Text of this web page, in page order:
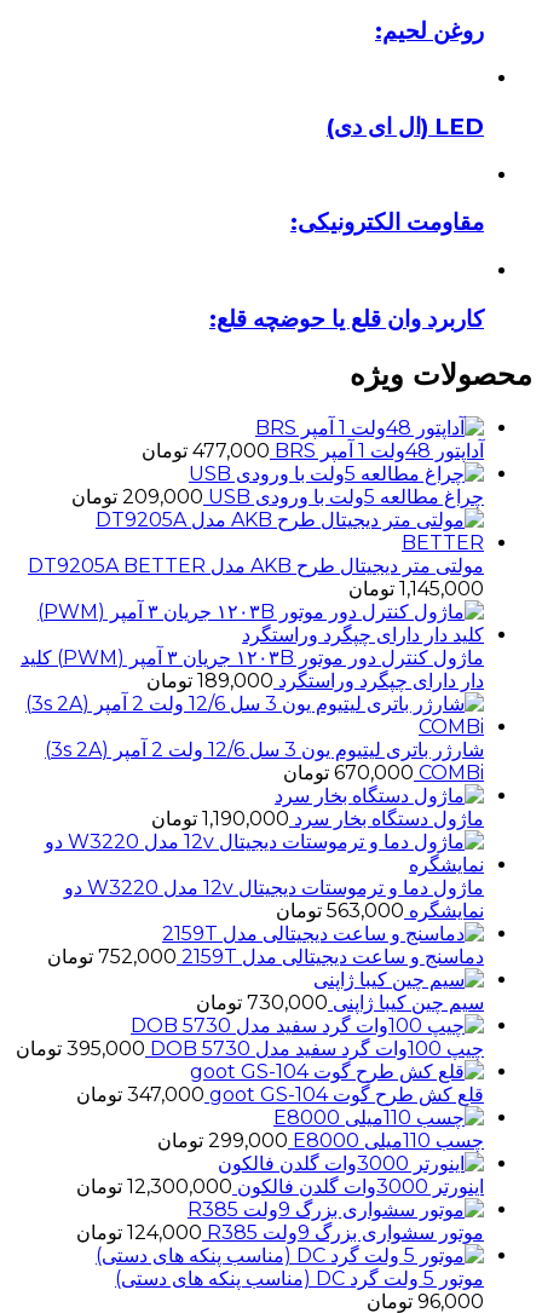
روغن لحیم:
LED (ال ای دی)
مقاومت الکترونیکی:
کاربرد وان قلع یا حوضچه قلع:
محصولات ویژه
آداپتور 48ولت 1 آمپر BRS 477,000 تومان
چراغ مطالعه 5ولت با ورودی USB
209,000 تومان
مولتی متر دیجیتال طرح AKB مدل DT9205A BETTER
1,145,000 تومان
ماژول کنترل دور موتور ۱۲۰۳B جریان ۳ آمپر (PWM) کلید
دار دارای چپگرد وراستگرد 189,000 تومان
شارژر باتری لیتیوم یون 3 سل 12/6 ولت 2 آمپر (3s 2A)
COMBi
670,000 تومان
ماژول دستگاه بخار سرد 1,190,000 تومان
ماژول دما و ترموستات دیجیتال 12v مدل W3220 دو
نمایشگره 563,000 تومان
دماسنج و ساعت دیجیتالی مدل 2159T
752,000 تومان
سیم چین کیبا ژاپنی 730,000 تومان
چیپ 100وات گرد سفید مدل 5730 DOB
395,000 تومان
قلع کش طرح گوت goot GS-104
347,000 تومان
چسب 110میلی E8000
299,000 تومان
اینورتر 3000وات گلدن فالکون
12,300,000 تومان
موتور سشواری بزرگ 9ولت R385
124,000 تومان
موتور 5 ولت گرد DC (مناسب پنکه های دستی)
96,000 تومان